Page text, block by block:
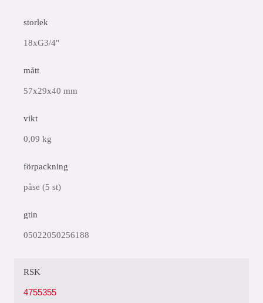
storlek
18xG3/4"
mått
57x29x40 mm
vikt
0,09 kg
förpackning
påse (5 st)
gtin
05022050256188
RSK
4755355